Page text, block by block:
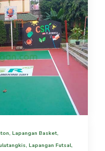
, Lapangan Basket,
, Lapangan Futsal,